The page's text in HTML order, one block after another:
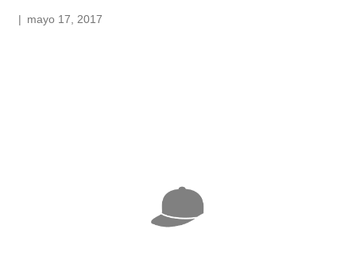
| mayo 17, 2017